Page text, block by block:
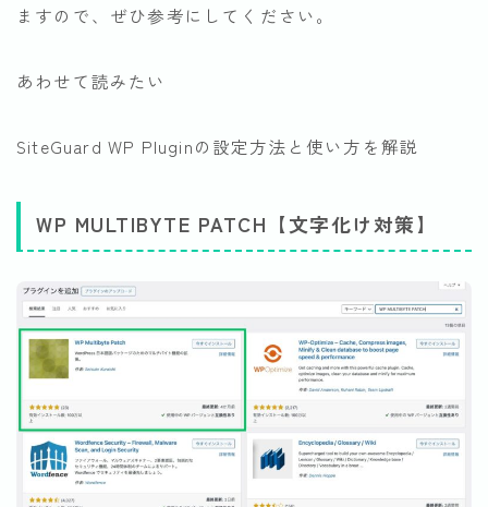
ますので、ぜひ参考にしてください。
あわせて読みたい
SiteGuard WP Pluginの設定方法と使い方を解説
WP MULTIBYTE PATCH【文字化け対策】